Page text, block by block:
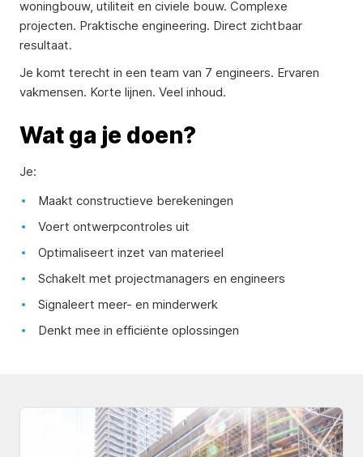
woningbouw, utiliteit en civiele bouw. Complexe
projecten. Praktische engineering. Direct zichtbaar
resultaat.
Je komt terecht in een team van 7 engineers. Ervaren
vakmensen. Korte lijnen. Veel inhoud.
Wat ga je doen?
Je:
Maakt constructieve berekeningen
Voert ontwerpcontroles uit
Optimaliseert inzet van materieel
Schakelt met projectmanagers en engineers
Signaleert meer- en minderwerk
Denkt mee in efficiënte oplossingen